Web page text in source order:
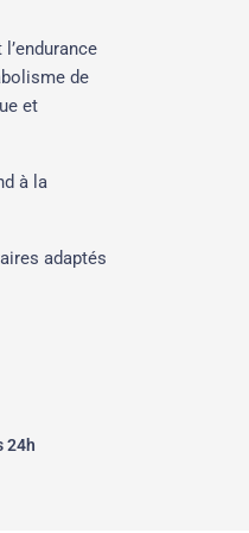
de
et
à la
adaptés
24h